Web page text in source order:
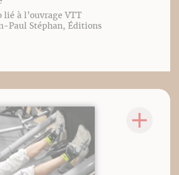
lié à l’ouvrage VTT
Paul Stéphan, Éditions